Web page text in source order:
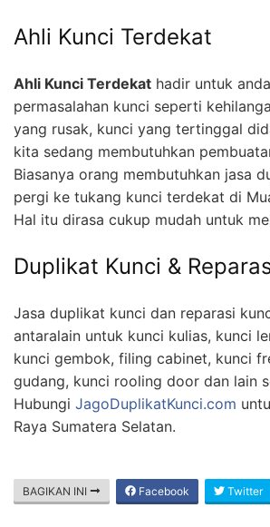
Ahli Kunci Terdekat
Ahli Kunci Terdekat hadir untuk
permasalahan kunci seperti
yang rusak, kunci yang tertinggal
kita sedang membutuhkan
Biasanya orang membutuhkan jasa
pergi ke tukang kunci terdekat di
Hal itu dirasa cukup mudah untuk
Duplikat Kunci &
Jasa duplikat kunci dan reparasi
antaralain untuk kunci kulias, kunci
kunci gembok, filing cabinet, kunci
gudang, kunci rooling door dan lain
Hubungi JagoDuplikatKunci.com
Raya Sumatera Selatan.
BAGIKAN INI Facebook Twitter